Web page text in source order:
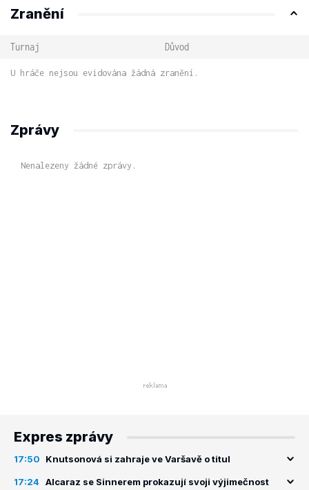
Zranění
Turnaj Důvod
U hráče nejsou evidována žádná zranění.
Zprávy
Nenalezeny žádné zprávy.
Expres zprávy
17:50 Knutsonová si zahraje ve Varšavě o titul
17:24 Alcaraz se Sinnerem prokazují svoji výjimečnost